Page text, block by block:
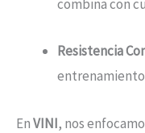
combina con
Resistencia
EnVINI, nos